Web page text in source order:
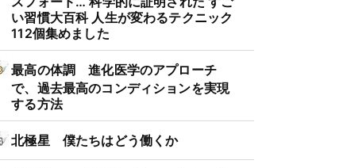
い習慣大百科 人生が変わるテクニック
112個集めました
最高の体調 進化医学のアプローチ
で、過去最高のコンディションを実現
する方法
北極星 僕たちはどう働くか